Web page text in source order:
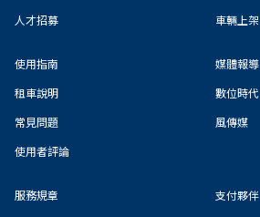
人才招募
車輛上架
使用指南
租車說明
常見問題
使用者評論
媒體報導
數位時代
風傳媒
服務規章
支付夥伴